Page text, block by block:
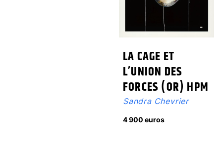
LA CAGE ET
L’UNION DES
FORCES (OR) HPM
Sandra Chevrier
4 900 euros